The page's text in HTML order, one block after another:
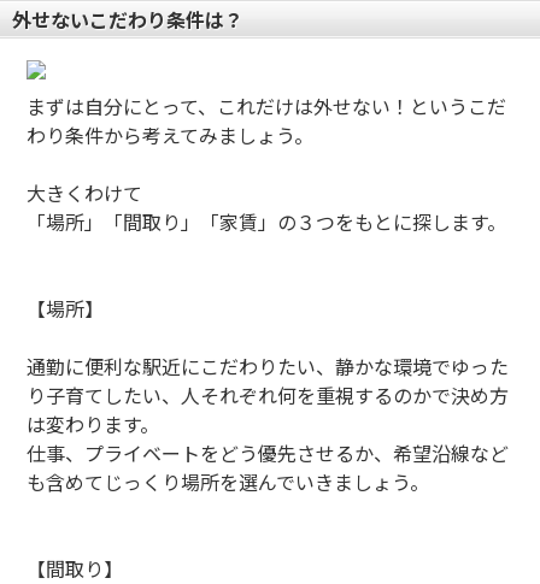
外せないこだわり条件は？
まずは自分にとって、これだけは外せない！というこだ
わり条件から考えてみましょう。
大きくわけて
「場所」「間取り」「家賃」の３つをもとに探します。
【場所】
通勤に便利な駅近にこだわりたい、静かな環境でゆった
り子育てしたい、人それぞれ何を重視するのかで決め方
は変わります。
仕事、プライベートをどう優先させるか、希望沿線など
も含めてじっくり場所を選んでいきましょう。
【間取り】